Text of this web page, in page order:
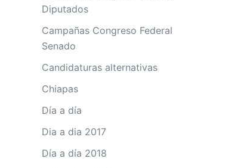
Diputados
Campañas Congreso Federal
Senado
Candidaturas alternativas
Chiapas
Día a día
Dia a dia 2017
Día a día 2018